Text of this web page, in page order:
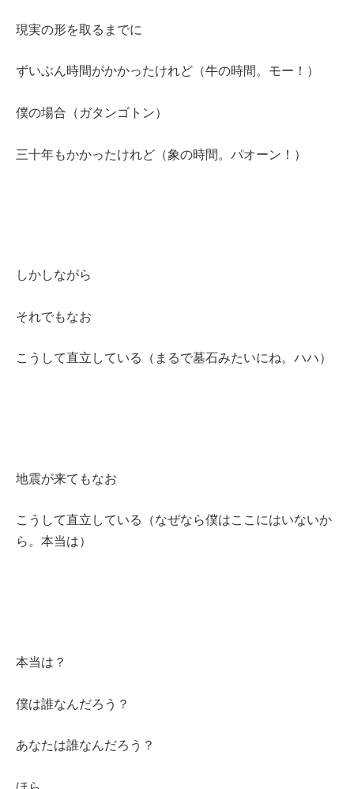
現実の形を取るまでに
ずいぶん時間がかかったけれど（牛の時間。モー！）
僕の場合（ガタンゴトン）
三十年もかかったけれど（象の時間。パオーン！）
しかしながら
それでもなお
こうして直立している（まるで墓石みたいにね。ハハ）
地震が来てもなお
こうして直立している（なぜなら僕はここにはいないか
ら。本当は）
本当は？
僕は誰なんだろう？
あなたは誰なんだろう？